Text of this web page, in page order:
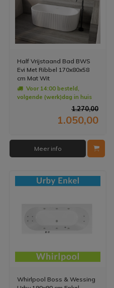
Half Vrijstaand Bad BWS
Evi Met Ribbel 170x80x58
cm Mat Wit
Voor 14:00 besteld,
volgende (werk)dag in huis
1.270,00
1.050,00
Meer info
Whirlpool Boss & Wessing